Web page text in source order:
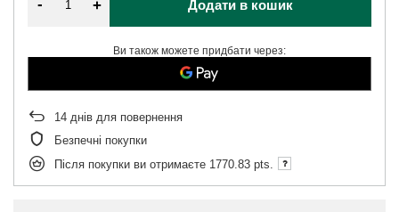
- + Додати в кошик
Ви також можете придбати через:
14 днів для повернення
Безпечні покупки
Після покупки ви отримаєте 1770.83 pts.